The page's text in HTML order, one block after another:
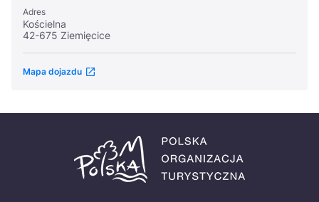
Adres
Kościelna
42-675 Ziemięcice
Mapa dojazdu